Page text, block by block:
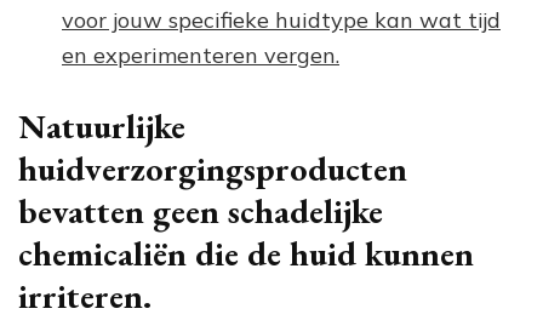
voor jouw specifieke huidtype kan wat tijd
en experimenteren vergen.
Natuurlijke
huidverzorgingsproducten
bevatten geen schadelijke
chemicaliën die de huid kunnen
irriteren.